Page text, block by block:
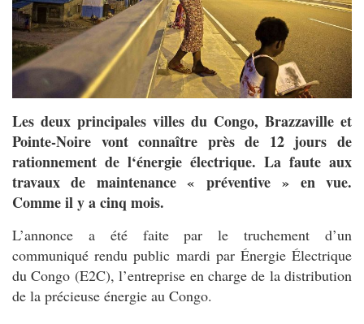
Les deux principales villes du Congo, Brazzaville et
Pointe-Noire vont connaître près de 12 jours de
rationnement de l‘énergie électrique. La faute aux
travaux de maintenance « préventive » en vue.
Comme il y a cinq mois.
L’annonce a été faite par le truchement d’un
communiqué rendu public mardi par Énergie Électrique
du Congo (E2C), l’entreprise en charge de la distribution
de la précieuse énergie au Congo.